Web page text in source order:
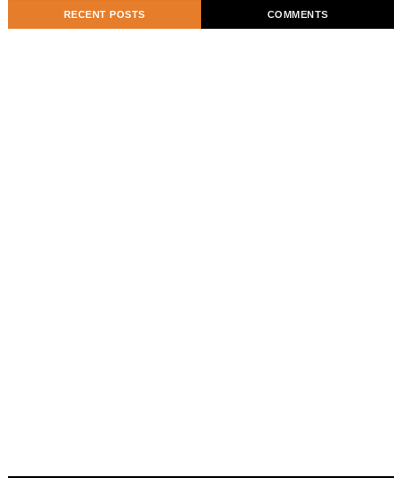
RECENT POSTS COMMENTS